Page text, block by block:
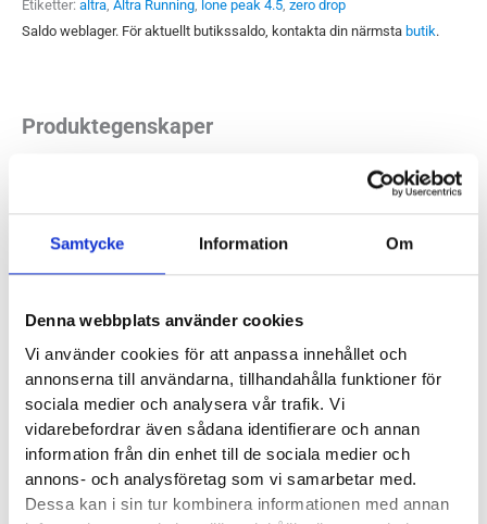
Samtycke Information Om
Denna webbplats använder cookies
Vi använder cookies för att anpassa innehållet och
annonserna till användarna, tillhandahålla funktioner för
sociala medier och analysera vår trafik. Vi
vidarebefordrar även sådana identifierare och annan
information från din enhet till de sociala medier och
annons- och analysföretag som vi samarbetar med.
Dessa kan i sin tur kombinera informationen med annan
Etiketter: altra Altra Running lone peak 4.5 zero drop
Saldo weblager. För aktuellt butikssaldo, kontakta din närmsta butik.
Produktegenskaper
Vikt:298 g
Höjd:Häl 25 mm – Framfot 25 mm
Häl-tå dropp:
0 mm
Butiker:Umeå
ALTRA
Två egenskaper sticker ut lite mer när det kommer till Altras